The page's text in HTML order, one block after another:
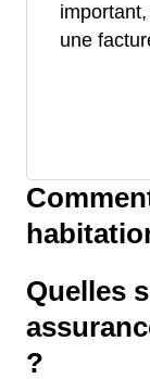
une
Quelles
?